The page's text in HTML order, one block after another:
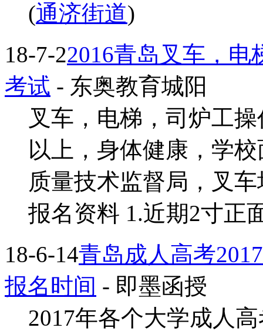
(通济街道)
18-7-22016青岛叉车，
考试 - 东奥教育城阳
叉车，电梯，司炉工
以上，身体健康，学
质量技术监督局，叉
报名资料 1.近期2寸正
18-6-14青岛成人高考
报名时间 - 即墨函授
2017年各个大学成人